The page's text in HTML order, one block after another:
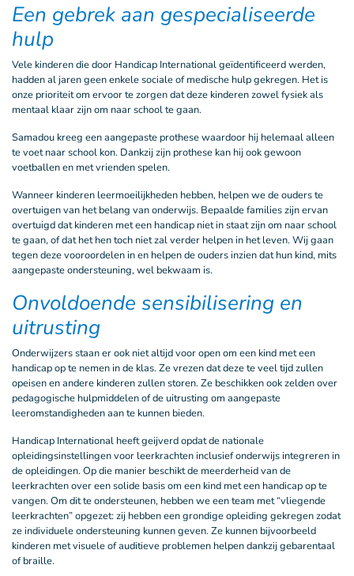
Een gebrek aan gespecialiseerde
hulp
Vele kinderen die door Handicap International geïdentificeerd werden,
hadden al jaren geen enkele sociale of medische hulp gekregen. Het is
onze prioriteit om ervoor te zorgen dat deze kinderen zowel fysiek als
mentaal klaar zijn om naar school te gaan.
Samadou kreeg een aangepaste prothese waardoor hij helemaal alleen
te voet naar school kon. Dankzij zijn prothese kan hij ook gewoon
voetballen en met vrienden spelen.
Wanneer kinderen leermoeilijkheden hebben, helpen we de ouders te
overtuigen van het belang van onderwijs. Bepaalde families zijn ervan
overtuigd dat kinderen met een handicap niet in staat zijn om naar school
te gaan, of dat het hen toch niet zal verder helpen in het leven. Wij gaan
tegen deze vooroordelen in en helpen de ouders inzien dat hun kind, mits
aangepaste ondersteuning, wel bekwaam is.
Onvoldoende sensibilisering en
uitrusting
Onderwijzers staan er ook niet altijd voor open om een kind met een
handicap op te nemen in de klas. Ze vrezen dat deze te veel tijd zullen
opeisen en andere kinderen zullen storen. Ze beschikken ook zelden over
pedagogische hulpmiddelen of de uitrusting om aangepaste
leeromstandigheden aan te kunnen bieden.
Handicap International heeft geijverd opdat de nationale
opleidingsinstellingen voor leerkrachten inclusief onderwijs integreren in
de opleidingen. Op die manier beschikt de meerderheid van de
leerkrachten over een solide basis om een kind met een handicap op te
vangen. Om dit te ondersteunen, hebben we een team met “vliegende
leerkrachten” opgezet: zij hebben een grondige opleiding gekregen zodat
ze individuele ondersteuning kunnen geven. Ze kunnen bijvoorbeeld
kinderen met visuele of auditieve problemen helpen dankzij gebarentaal
of braille.